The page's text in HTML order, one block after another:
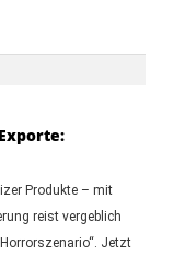
Produkte – mit
reist vergeblich
Jetzt